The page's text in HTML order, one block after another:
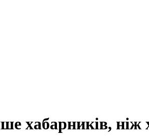
хабарників, ніж